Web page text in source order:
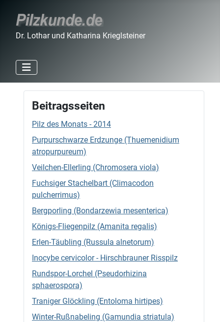
Dr. Lothar und Katharina Krieglsteiner
Beitragsseiten
Pilz des Monats - 2014
Purpurschwarze Erdzunge (Thuemenidium
atropurpureum)
Veilchen-Ellerling (Chromosera viola)
Fuchsiger Stachelbart (Climacodon
pulcherrimus)
Bergporling (Bondarzewia mesenterica)
Königs-Fliegenpilz (Amanita regalis)
Erlen-Täubling (Russula alnetorum)
Inocybe cervicolor - Hirschbrauner Risspilz
Rundspor-Lorchel (Pseudorhizina
sphaerospora)
Traniger Glöckling (Entoloma hirtipes)
Winter-Rußnabeling (Gamundia striatula)